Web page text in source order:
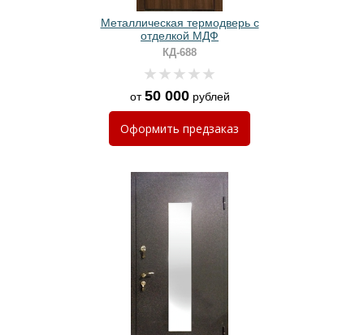
Металлическая термодверь с
отделкой МДФ
КД-688
от50 000рублей
Оформить предзаказ